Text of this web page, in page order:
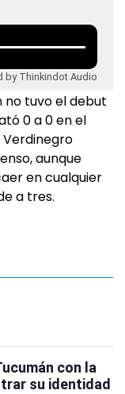
by Thinkindot Audio
no tuvo el debut
0 a 0 en el
Verdinegro
aunque
en cualquier
a tres.
con la
su identidad